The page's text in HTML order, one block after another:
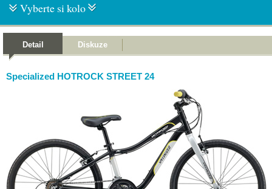
Vyberte si kolo
Detail Diskuze
Specialized HOTROCK STREET 24